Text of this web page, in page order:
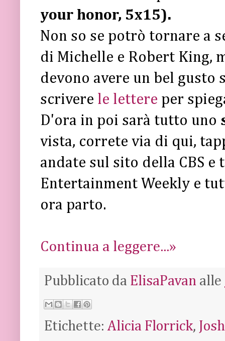
your honor, 5x15).
Non so se potrò tornare a
di Michelle e Robert King,
devono avere un bel gusto
scrivere le lettere per
D'ora in poi sarà tutto uno
vista, correte via di qui,
andate sul sito della CBS e
Entertainment Weekly e
ora parto.
Continua a leggere...»
Pubblicato da ElisaPavan alle
Etichette:Alicia Florrick,